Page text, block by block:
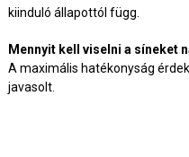
kiinduló állapottól függ.
Mennyit kell viselni a síneket
A maximális hatékonyság
javasolt.